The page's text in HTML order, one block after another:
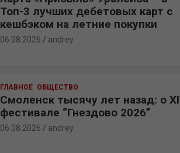
Топ-3 лучших дебетовых карт с
кешбэком на летние покупки
06.08.2026 andrey
ГЛАВНОЕ ОБЩЕСТВО
Смоленск тысячу лет назад: о
фестивале “Гнездово 2026”
06.08.2026 andrey